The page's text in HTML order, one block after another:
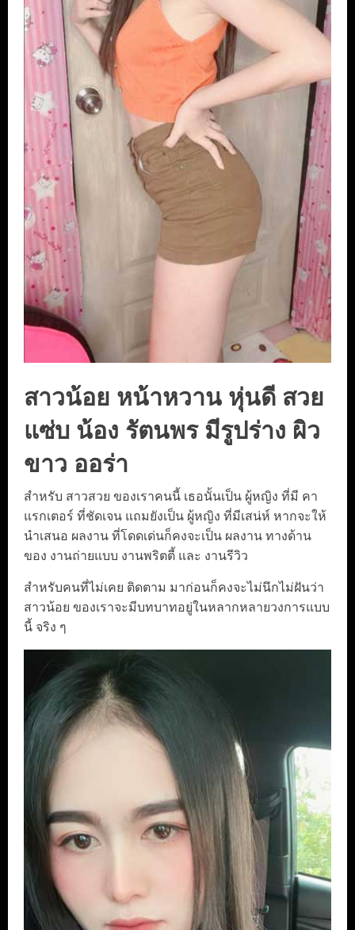
สาวน้อย หน้าหวาน หุ่นดี สวย
แซ่บ น้อง รัตนพร มีรูปร่าง ผิว
ขาว ออร่า
สำหรับ สาวสวย ของเราคนนี้ เธอนั้นเป็น ผู้หญิง ที่มี คา
แรกเตอร์ ที่ชัดเจน แถมยังเป็น ผู้หญิง ที่มีเสน่ห์ หากจะให้
นำเสนอ ผลงาน ที่โดดเด่นก็คงจะเป็น ผลงาน ทางด้าน
ของ งานถ่ายแบบ งานพริตตี้ และ งานรีวิว
สำหรับคนที่ไม่เคย ติดตาม มาก่อนก็คงจะไม่นึกไม่ฝันว่า
สาวน้อย ของเราจะมีบทบาทอยู่ในหลากหลายวงการแบบ
นี้ จริง ๆ